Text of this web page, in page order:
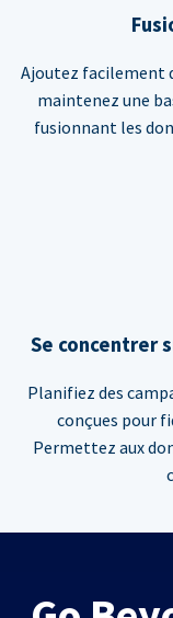
Ajoutez facilement
maintenez une
fusionnant les
Se concentrer
Planifiez des
conçues pour
Permettez aux